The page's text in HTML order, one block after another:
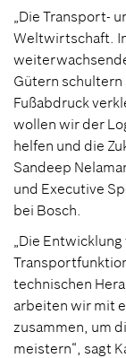
„Die Transport-
Weltwirtschaft.
Gütern
Fußabdruck
wollen wir der
helfen und die
Sandeep
und Executive
bei Bosch.
„Die
technischen
arbeiten wir mit
zusammen, um
meistern“, sagt